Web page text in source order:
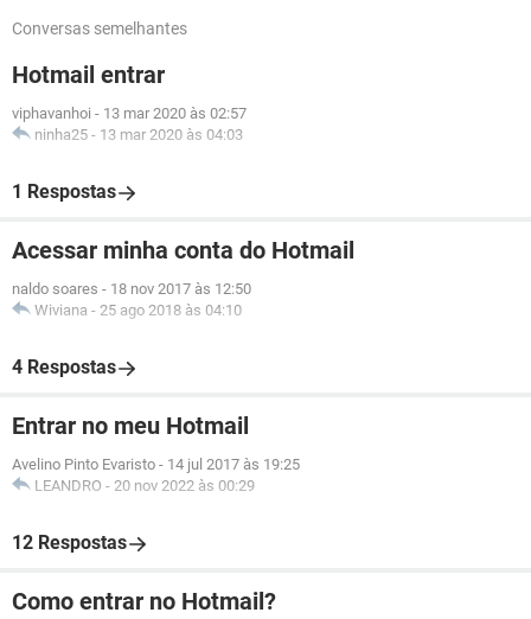
Conversas semelhantes
Hotmail entrar
viphavanhoi - 13 mar 2020 às 02:57
ninha25 - 13 mar 2020 às 04:03
1 Respostas
Acessar minha conta do Hotmail
naldo soares - 18 nov 2017 às 12:50
Wiviana - 25 ago 2018 às 04:10
4 Respostas
Entrar no meu Hotmail
Avelino Pinto Evaristo - 14 jul 2017 às 19:25
LEANDRO - 20 nov 2022 às 00:29
12 Respostas
Como entrar no Hotmail?